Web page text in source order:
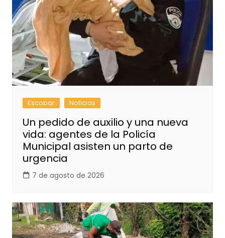
Escobar Noticias
Un pedido de auxilio y una nueva
vida: agentes de la Policía
Municipal asisten un parto de
urgencia
7 de agosto de 2026